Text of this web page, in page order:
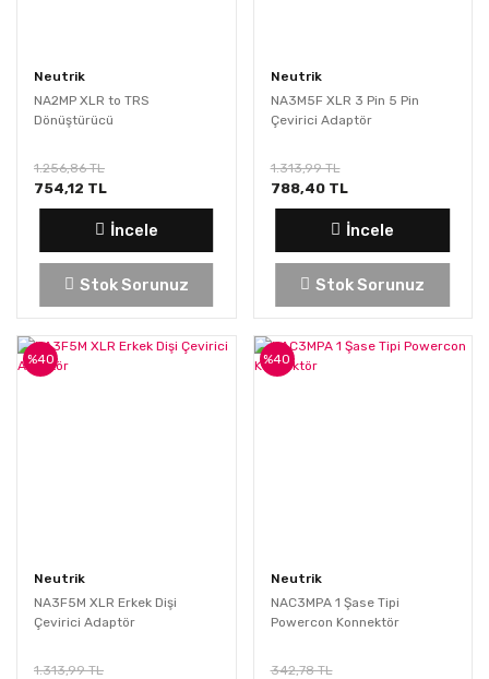
Neutrik
NA2MP XLR to TRS
Dönüştürücü
1.256,86 TL
754,12 TL
İncele
Stok Sorunuz
Neutrik
NA3M5F XLR 3 Pin 5 Pin
Çevirici Adaptör
1.313,99 TL
788,40 TL
İncele
Stok Sorunuz
Neutrik
NA3F5M XLR Erkek Dişi
Çevirici Adaptör
%40
1.313,99 TL
Neutrik
NAC3MPA 1 Şase Tipi
Powercon Konnektör
%40
342,78 TL